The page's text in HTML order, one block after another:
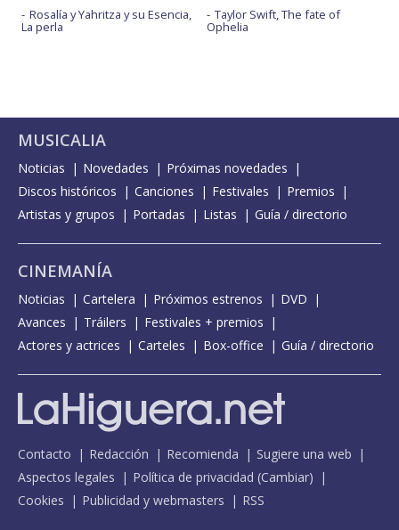
Rosalía y Yahritza y su Esencia,
La perla
Taylor Swift, The fate of
Ophelia
MUSICALIA
Noticias Novedades
Próximas novedades
Discos históricos
Canciones Festivales
Premios
Artistas y grupos
Portadas Listas Guía / directorio
CINEMANÍA
Noticias Cartelera Próximos estrenos
DVD
Avances
Tráilers
Festivales + premios
Actores y actrices
Carteles Box-office Guía / directorio
Contacto Redacción Recomienda
Sugiere una web
Aspectos legales
Política de privacidad (Cambiar)
Cookies
Publicidad y webmasters RSS